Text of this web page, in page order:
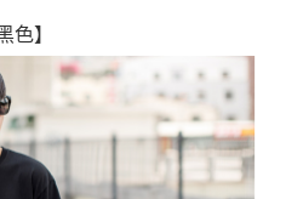
款。
」後，將跳轉至「AFTEE先享後付」
，即可完成結帳。
知簡訊。
此簡訊中的連結，可透過四大超商／
款，方視為交易完成。
)免運費
)免運費
色】